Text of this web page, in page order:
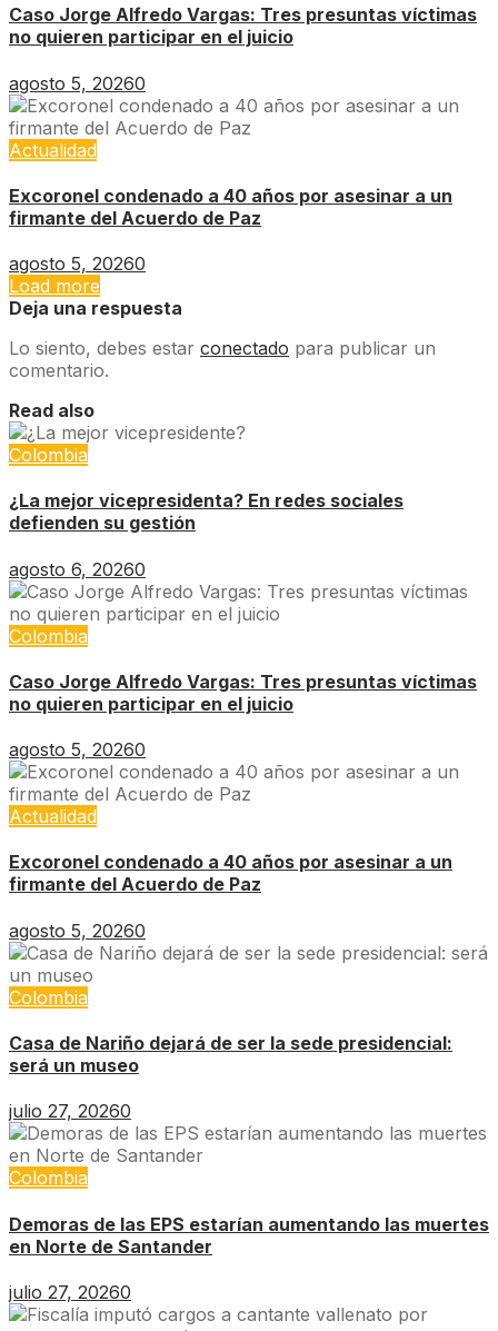
Caso Jorge Alfredo Vargas: Tres presuntas víctimas
no quieren participar en el juicio
agosto 5, 20260
Actualidad
Excoronel condenado a 40 años por asesinar a un
firmante del Acuerdo de Paz
agosto 5, 20260
Load more
Deja una respuesta
Lo siento, debes estar conectado para publicar un
comentario.
Read also
Colombia
¿La mejor vicepresidenta? En redes sociales
defienden su gestión
agosto 6, 20260
Colombia
Caso Jorge Alfredo Vargas: Tres presuntas víctimas
no quieren participar en el juicio
agosto 5, 20260
Actualidad
Excoronel condenado a 40 años por asesinar a un
firmante del Acuerdo de Paz
agosto 5, 20260
Colombia
Casa de Nariño dejará de ser la sede presidencial:
será un museo
julio 27, 20260
Colombia
Demoras de las EPS estarían aumentando las muertes
en Norte de Santander
julio 27, 20260